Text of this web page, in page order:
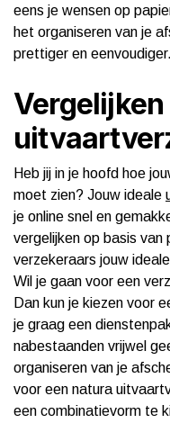
eens je wensen op
het organiseren van je
prettiger en eenvoudiger.
Heb jij in je hoofd hoe
moet zien? Jouw ideale
je online snel en
vergelijken op basis van
verzekeraars jouw
Wil je gaan voor een
Dan kun je kiezen voor
je graag een
nabestaanden vrijwel
organiseren van je
voor een natura
een combinatievorm te